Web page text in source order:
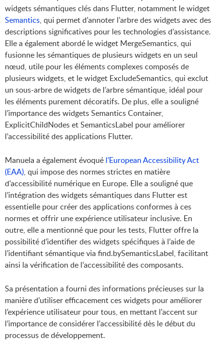
widgets sémantiques clés dans Flutter, notamment le widget
Semantics, qui permet d’annoter l’arbre des widgets avec des
descriptions significatives pour les technologies d’assistance.
Elle a également abordé le widget MergeSemantics, qui
fusionne les sémantiques de plusieurs widgets en un seul
nœud, utile pour les éléments complexes composés de
plusieurs widgets, et le widget ExcludeSemantics, qui exclut
un sous-arbre de widgets de l’arbre sémantique, idéal pour
les éléments purement décoratifs. De plus, elle a souligné
l’importance des widgets Semantics Container,
ExplicitChildNodes et SemanticsLabel pour améliorer
l’accessibilité des applications Flutter.
Manuela a également évoqué l’European Accessibility Act
(EAA), qui impose des normes strictes en matière
d’accessibilité numérique en Europe. Elle a souligné que
l’intégration des widgets sémantiques dans Flutter est
essentielle pour créer des applications conformes à ces
normes et offrir une expérience utilisateur inclusive. En
outre, elle a mentionné que pour les tests, Flutter offre la
possibilité d’identifier des widgets spécifiques à l’aide de
l’identifiant sémantique via find.bySemanticsLabel, facilitant
ainsi la vérification de l’accessibilité des composants.
Sa présentation a fourni des informations précieuses sur la
manière d’utiliser efficacement ces widgets pour améliorer
l’expérience utilisateur pour tous, en mettant l’accent sur
l’importance de considérer l’accessibilité dès le début du
processus de développement.